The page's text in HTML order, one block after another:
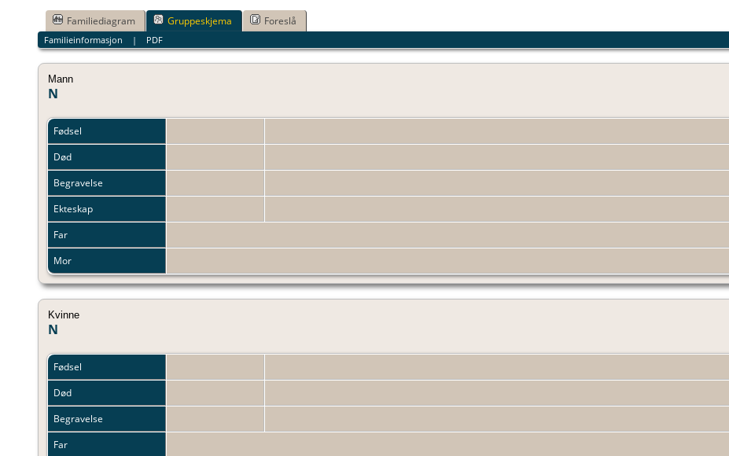
Familiediagram Gruppeskjema Foreslå
Familieinformasjon | PDF
Mann
N
Fødsel
Død
Begravelse
Ekteskap
Far
Mor
Kvinne
N
Fødsel
Død
Begravelse
Far